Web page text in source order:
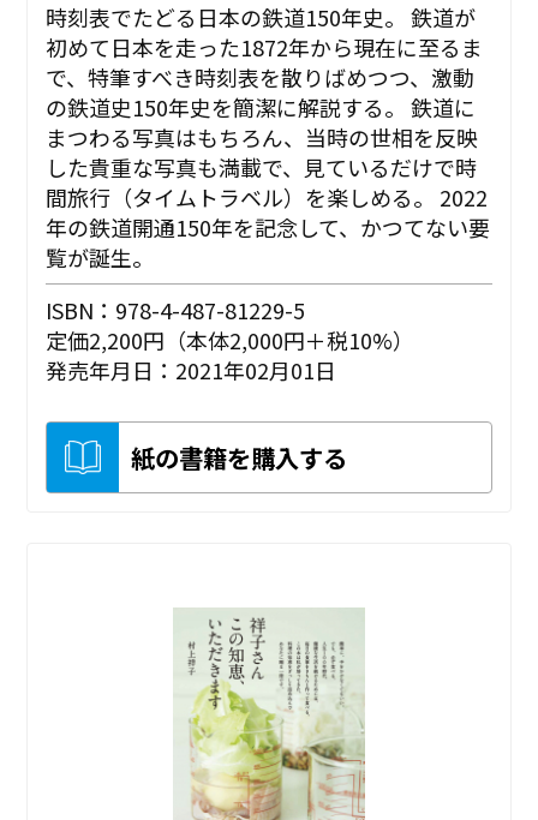
時刻表でたどる日本の鉄道150年史。 鉄道が
初めて日本を走った1872年から現在に至るま
で、特筆すべき時刻表を散りばめつつ、激動
の鉄道史150年史を簡潔に解説する。 鉄道に
まつわる写真はもちろん、当時の世相を反映
した貴重な写真も満載で、見ているだけで時
間旅行（タイムトラベル）を楽しめる。 2022
年の鉄道開通150年を記念して、かつてない要
覧が誕生。
ISBN：978-4-487-81229-5
定価2,200円（本体2,000円＋税10%）
発売年月日：2021年02月01日
紙の書籍を購入する